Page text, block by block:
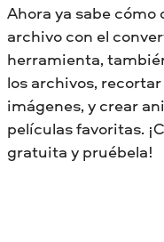
Ahora ya sabe
archivo con el
herramienta,
los archivos,
imágenes, y crear
películas favoritas.
gratuita y pruébela!